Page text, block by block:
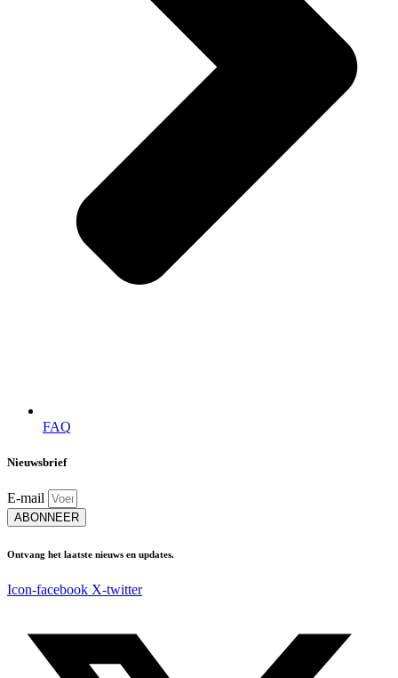
FAQ
Nieuwsbrief
E-mail
ABONNEER
Ontvang het laatste nieuws en updates.
Icon-facebook X-twitter